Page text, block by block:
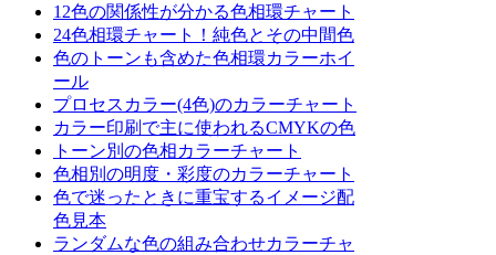
12色の関係性が分かる色相環チャート
24色相環チャート！純色とその中間色
色のトーンも含めた色相環カラーホイ
ール
プロセスカラー(4色)のカラーチャート
カラー印刷で主に使われるCMYKの色
トーン別の色相カラーチャート
色相別の明度・彩度のカラーチャート
色で迷ったときに重宝するイメージ配
色見本
ランダムな色の組み合わせカラーチャ